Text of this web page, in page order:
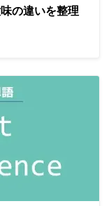
の違いを整理